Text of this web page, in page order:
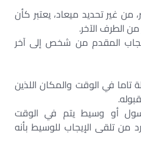
غير تحديد ميعاد، يعتبر كأن
الطرف الآخر.
المقدم من شخص إلى آخر
تاما في الوقت والمكان اللذين
أو وسيط يتم في الوقت
من تلقى الإيجاب للوسيط بأنه